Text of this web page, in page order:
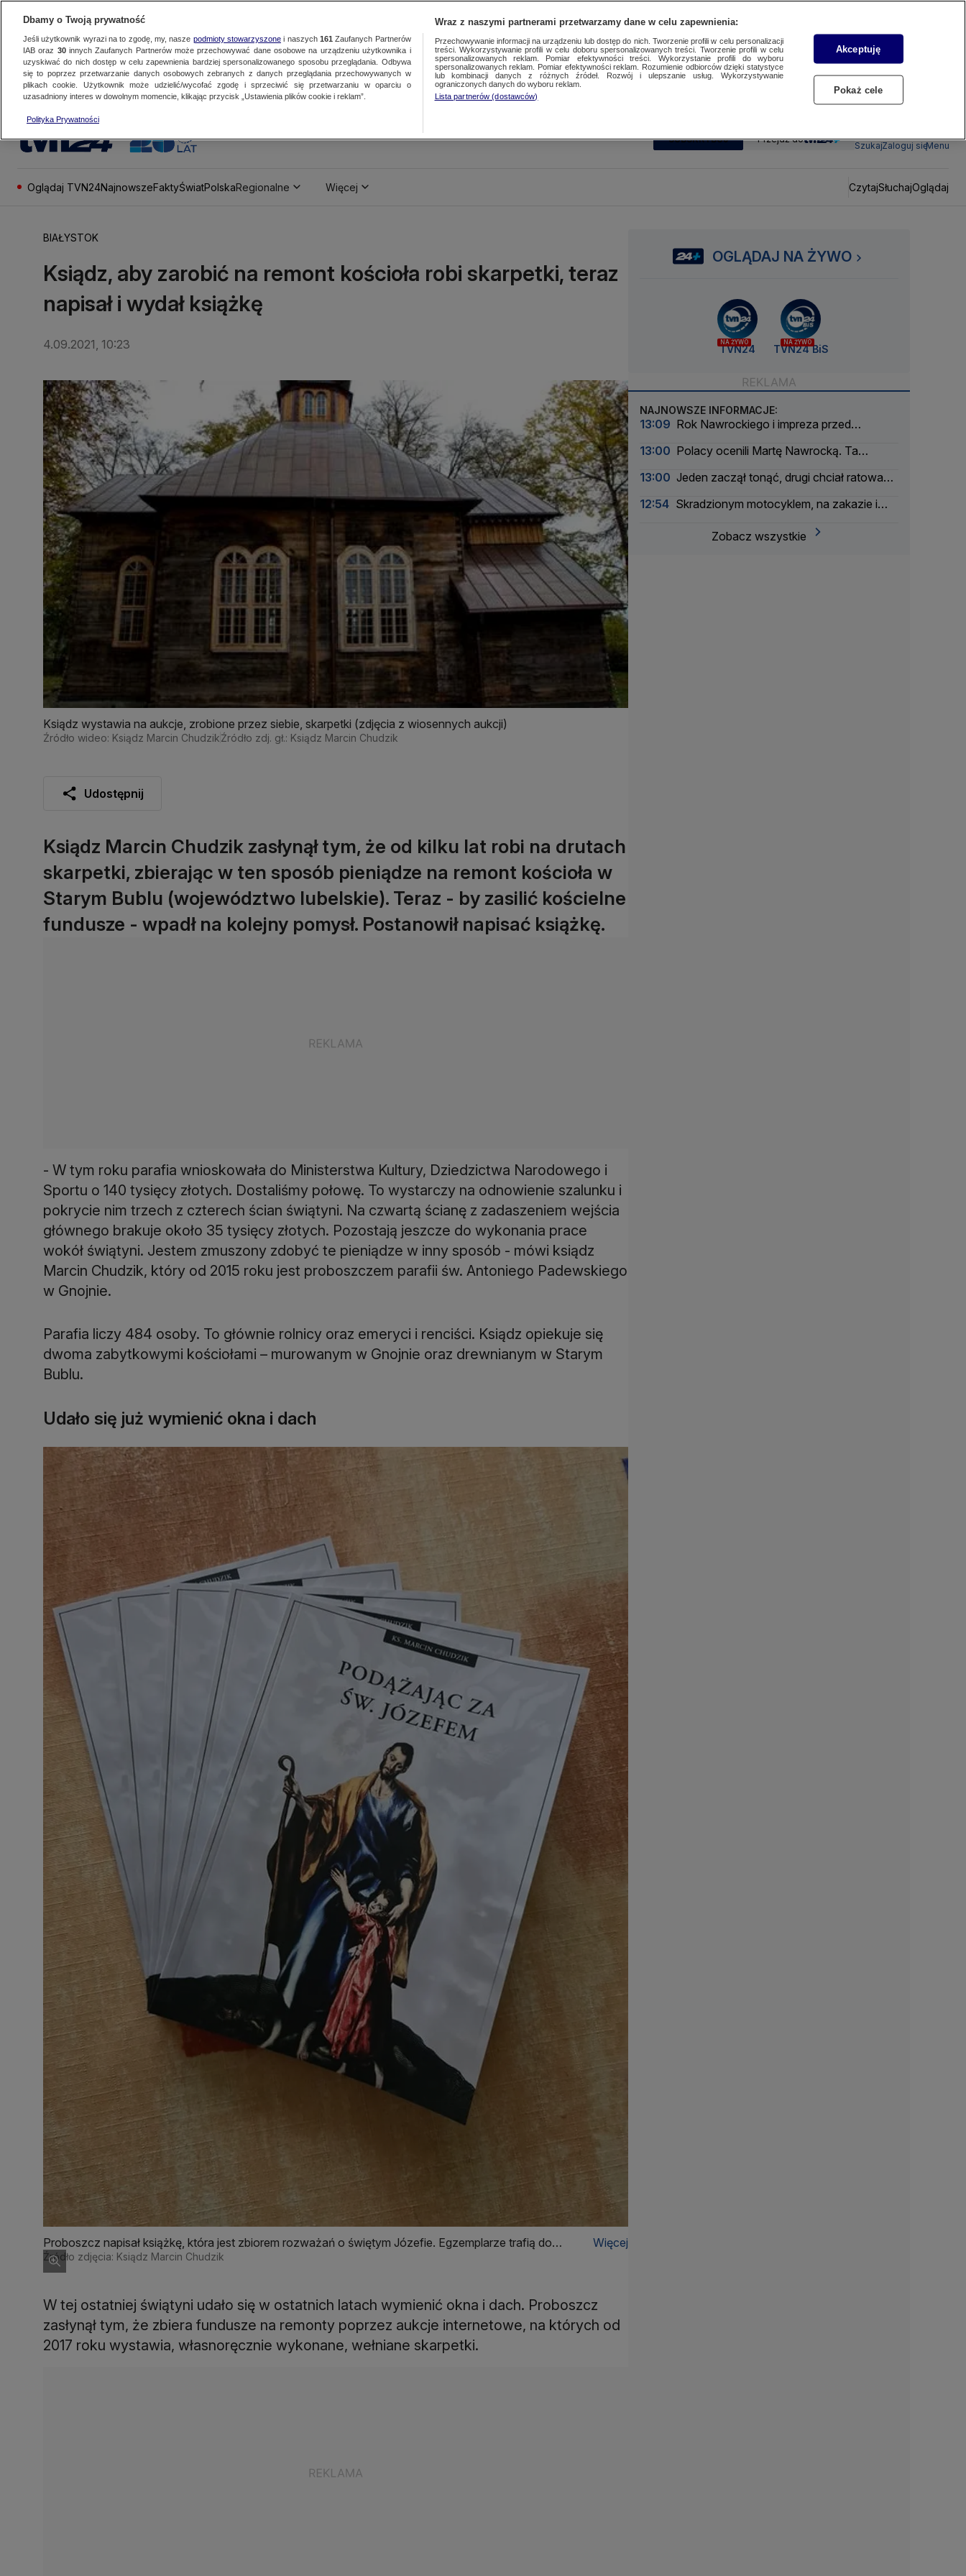
SUBSKRYBUJ Przejdź do
SzukajZaloguj sięMenu
Oglądaj TVN24NajnowszeFaktyŚwiatPolskaRegionalne Więcej CzytajSłuchajOglądaj
BIAŁYSTOK
Ksiądz, aby zarobić na remont kościoła robi skarpetki, teraz
napisał i wydał książkę
4.09.2021, 10:23
Ksiądz wystawia na aukcje, zrobione przez siebie, skarpetki (zdjęcia z wiosennych aukcji)
Źródło wideo: Ksiądz Marcin ChudzikŹródło zdj. gł.: Ksiądz Marcin Chudzik
Udostępnij
Ksiądz Marcin Chudzik zasłynął tym, że od kilku lat robi na drutach
skarpetki, zbierając w ten sposób pieniądze na remont kościoła w
Starym Bublu (województwo lubelskie). Teraz - by zasilić kościelne
fundusze - wpadł na kolejny pomysł. Postanowił napisać książkę.
- W tym roku parafia wnioskowała do Ministerstwa Kultury, Dziedzictwa Narodowego i
Sportu o 140 tysięcy złotych. Dostaliśmy połowę. To wystarczy na odnowienie szalunku i
pokrycie nim trzech z czterech ścian świątyni. Na czwartą ścianę z zadaszeniem wejścia
głównego brakuje około 35 tysięcy złotych. Pozostają jeszcze do wykonania prace
wokół świątyni. Jestem zmuszony zdobyć te pieniądze w inny sposób - mówi ksiądz
Marcin Chudzik, który od 2015 roku jest proboszczem parafii św. Antoniego Padewskiego
w Gnojnie.
Parafia liczy 484 osoby. To głównie rolnicy oraz emeryci i renciści. Ksiądz opiekuje się
dwoma zabytkowymi kościołami – murowanym w Gnojnie oraz drewnianym w Starym
Bublu.
Udało się już wymienić okna i dach
Proboszcz napisał książkę, która jest zbiorem rozważań o świętym Józefie. Egzemplarze trafią do
darczyńców (zdjęcie z 31 sierpnia 2021 roku)
Więcej
Źródło zdjęcia: Ksiądz Marcin Chudzik
W tej ostatniej świątyni udało się w ostatnich latach wymienić okna i dach. Proboszcz
zasłynął tym, że zbiera fundusze na remonty poprzez aukcje internetowe, na których od
2017 roku wystawia, własnoręcznie wykonane, wełniane skarpetki.
OGLĄDAJ NA ŻYWO
NA ŻYWO
TVN24
NA ŻYWO
TVN24 BiS
NAJNOWSZE INFORMACJE:
13:09 Rok Nawrockiego i impreza przed
13:00 Polacy ocenili Martę Nawrocką. Ta
13:00 Jeden zaczął tonąć, drugi chciał ratować.
12:54 Skradzionym motocyklem, na zakazie i
Zobacz wszystkie
Dbamy o Twoją prywatność
Jeśli użytkownik wyrazi na to zgodę, my, nasze podmioty stowarzyszonei naszych 161 Zaufanych Partnerów
IAB oraz 30innych Zaufanych Partnerów może przechowywać dane osobowe na urządzeniu użytkownika i
uzyskiwać do nich dostęp w celu zapewnienia bardziej spersonalizowanego sposobu przeglądania. Odbywa
się to poprzez przetwarzanie danych osobowych zebranych z danych przeglądania przechowywanych w
plikach cookie. Użytkownik może udzielić/wycofać zgodę i sprzeciwić się przetwarzaniu w oparciu o
uzasadniony interes w dowolnym momencie, klikając przycisk „Ustawienia plików cookie i reklam”.
Polityka Prywatności
Wraz z naszymi partnerami przetwarzamy dane w celu zapewnienia:
Przechowywanie informacji na urządzeniu lub dostęp do nich. Tworzenie profili w celu personalizacji
treści. Wykorzystywanie profili w celu doboru spersonalizowanych treści. Tworzenie profili w celu
spersonalizowanych reklam. Pomiar efektywności treści. Wykorzystanie profili do wyboru
spersonalizowanych reklam. Pomiar efektywności reklam. Rozumienie odbiorców dzięki statystyce
lub kombinacji danych z różnych źródeł. Rozwój i ulepszanie usług. Wykorzystywanie
ograniczonych danych do wyboru reklam.
Lista partnerów (dostawców)
Akceptuję
Pokaż cele